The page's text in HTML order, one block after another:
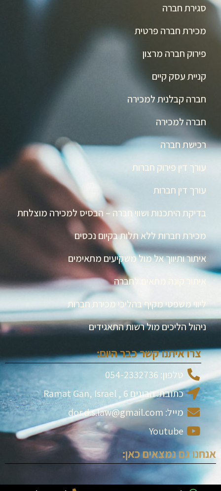
סגירת חברה
מכירת חברה פרטית
פירוק חברה מרצון
קניית עסק קיים
חברה קבלנית למכירה
חברה למכירה
רכישת חברה
עורך דין פירוק חברות
עורך דין חברות
בדיקת היתכנות ושווי חברה – הבסיס למכירה מוצלחת
מכירת חברות ללא תלות בקיום נכסים
איתור ותיווך אל מול משקיעים מתאימים
איתור קונה מתאים לחברה
ליווי משפטי מקיף בהליכי מכירת חברות
ניהול הליכים מול רשות התאגידים
צרו איתנו קשר כבר היום:
טלפון: 054-2332736
כתובת: הבונים 6 , Ramat Gan, Israel
מייל: dor.d.s.law@gmail.com
Youtube
אנחנו גם נמצאים כאן: